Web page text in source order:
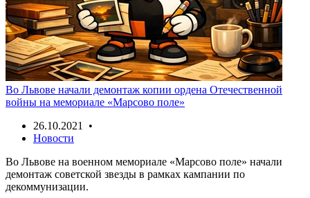
Во Львове начали демонтаж копии ордена Отечественной
войны на мемориале «Марсово поле»
26.10.2021 •
Новости
Во Львове на военном мемориале «Марсово поле» начали
демонтаж советской звезды в рамках кампании по
декоммунизации.